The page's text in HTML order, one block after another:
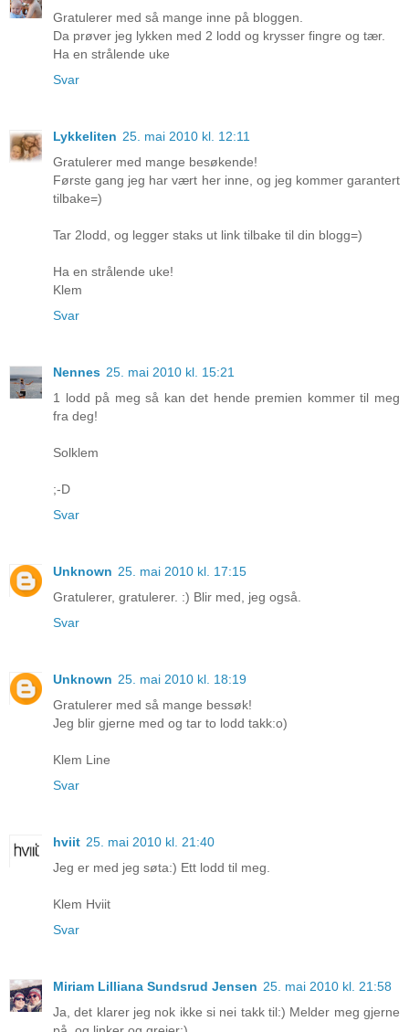
Gratulerer med så mange inne på bloggen.
Da prøver jeg lykken med 2 lodd og krysser fingre og tær.
Ha en strålende uke
Svar
Lykkeliten 25. mai 2010 kl. 12:11
Gratulerer med mange besøkende!
Første gang jeg har vært her inne, og jeg kommer garantert
tilbake=)
Tar 2lodd, og legger staks ut link tilbake til din blogg=)
Ha en strålende uke!
Klem
Svar
Nennes 25. mai 2010 kl. 15:21
1 lodd på meg så kan det hende premien kommer til meg
fra deg!
Solklem
;-D
Svar
Unknown 25. mai 2010 kl. 17:15
Gratulerer, gratulerer. :) Blir med, jeg også.
Svar
Unknown 25. mai 2010 kl. 18:19
Gratulerer med så mange bessøk!
Jeg blir gjerne med og tar to lodd takk:o)
Klem Line
Svar
hviit 25. mai 2010 kl. 21:40
Jeg er med jeg søta:) Ett lodd til meg.
Klem Hviit
Svar
Miriam Lilliana Sundsrud Jensen 25. mai 2010 kl. 21:58
Ja, det klarer jeg nok ikke si nei takk til:) Melder meg gjerne